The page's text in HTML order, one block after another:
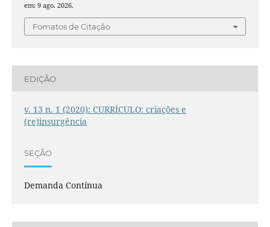
em: 9 ago. 2026.
Fomatos de Citação
EDIÇÃO
v. 13 n. 1 (2020): CURRÍCULO: criações e
(re)insurgência
SEÇÃO
Demanda Contínua